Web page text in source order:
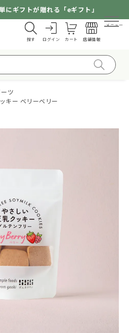
にギフトが贈れる「eギフト」
探す ログイン カート 店舗情報
メニュー
ツ
キー ベリーベリー